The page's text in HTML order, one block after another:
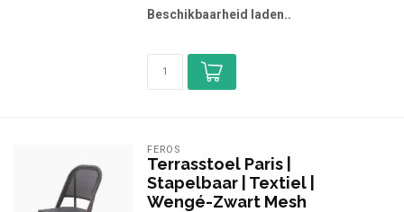
Beschikbaarheid laden..
FEROS
Terrasstoel Paris |
Stapelbaar | Textiel |
Wengé-Zwart Mesh